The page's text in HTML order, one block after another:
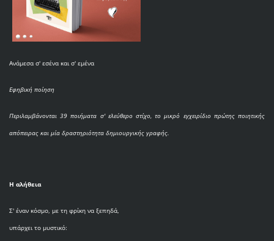
Ανάμεσα σ' εσένα και σ' εμένα
Εφηβική ποίηση
Περιλαμβάνονται 39 ποιήματα σ' ελεύθερο στίχο, το μικρό εγχειρίδιο πρώτης ποιητικής
απόπειρας και μία δραστηριότητα δημιουργικής γραφής.
Η αλήθεια
Σ' έναν κόσμο, με τη φρίκη να ξεπηδά,
υπάρχει το μυστικό: